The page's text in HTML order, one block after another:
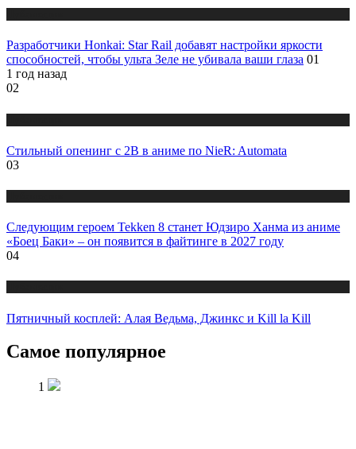
Разработчики Honkai: Star Rail добавят настройки яркости
способностей, чтобы ульта Зеле не убивала ваши глаза 01
1 год назад
02
Стильный опенинг с 2B в аниме по NieR: Automata
03
Следующим героем Tekken 8 станет Юдзиро Ханма из аниме
«Боец Баки» – он появится в файтинге в 2027 году
04
Пятничный косплей: Алая Ведьма, Джинкс и Kill la Kill
Самое популярное
1